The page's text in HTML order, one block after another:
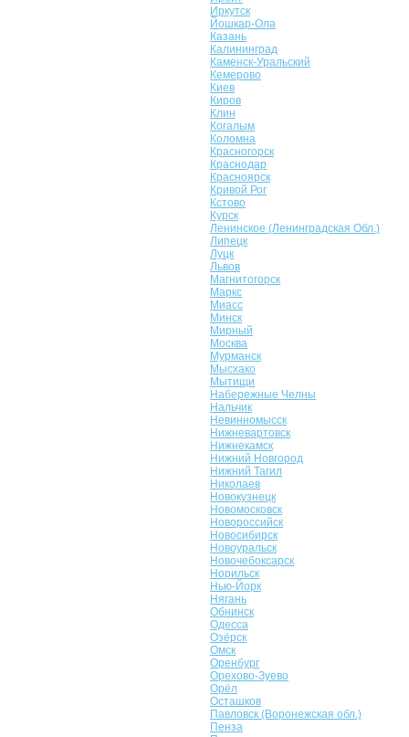
Иркутск
Йошкар-Ола
Казань
Калининград
Каменск-Уральский
Кемерово
Киев
Киров
Клин
Когалым
Коломна
Красногорск
Краснодар
Красноярск
Кривой Рог
Кстово
Курск
Ленинское (Ленинградская Обл.)
Липецк
Луцк
Львов
Магнитогорск
Маркс
Миасс
Минск
Мирный
Москва
Мурманск
Мысхако
Мытищи
Набережные Челны
Нальчик
Невинномысск
Нижневартовск
Нижнекамск
Нижний Новгород
Нижний Тагил
Николаев
Новокузнецк
Новомосковск
Новороссийск
Новосибирск
Новоуральск
Новочебоксарск
Норильск
Нью-Йорк
Нягань
Обнинск
Одесса
Озёрск
Омск
Оренбург
Орехово-Зуево
Орёл
Осташков
Павловск (Воронежская обл.)
Пенза